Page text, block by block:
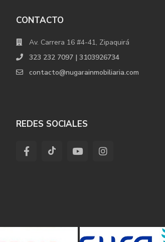
CONTACTO
Av. Carrera 16 #4-41, Zipaquirá
323 232 7097 | 3103926734
contacto@nugarainmobiliaria.com
REDES SOCIALES